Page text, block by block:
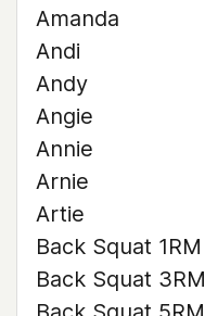
Amanda
Andi
Andy
Angie
Annie
Arnie
Artie
Back Squat 1RM
Back Squat 3RM